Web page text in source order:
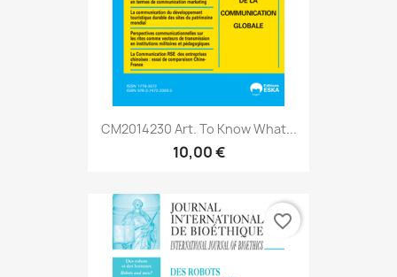
CM2014230 Art. To Know What...
10,00 €
favorite_border